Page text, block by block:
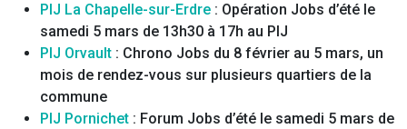
PIJ La Chapelle-sur-Erdre : Opération Jobs d’été le
samedi 5 mars de 13h30 à 17h au PIJ
PIJ Orvault : Chrono Jobs du 8 février au 5 mars, un
mois de rendez-vous sur plusieurs quartiers de la
commune
PIJ Pornichet : Forum Jobs d’été le samedi 5 mars de